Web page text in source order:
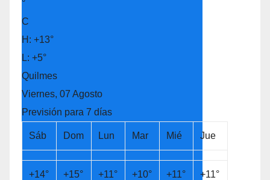
°
C
H: +13°
L: +5°
Quilmes
Viernes, 07 Agosto
Previsión para 7 días
Sáb Dom Lun Mar Mié Jue
+14° +15° +11° +10° +11° +11°